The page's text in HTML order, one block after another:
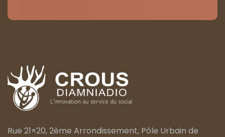
Rue 21×20, 2ème Arrondissement, Pôle Urbain de